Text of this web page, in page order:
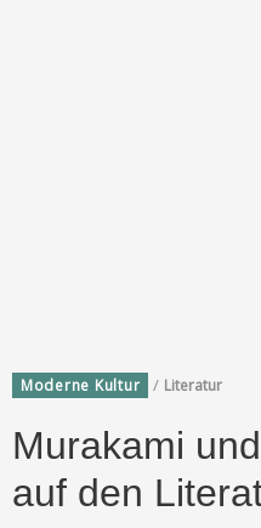
Moderne Kultur / Literatur
Murakami
auf den